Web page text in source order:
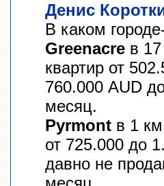
Денис
В каком
Greenacre в
квартир от
760.000 AUD
месяц.
Pyrmont в 1
от 725.000 до
давно не